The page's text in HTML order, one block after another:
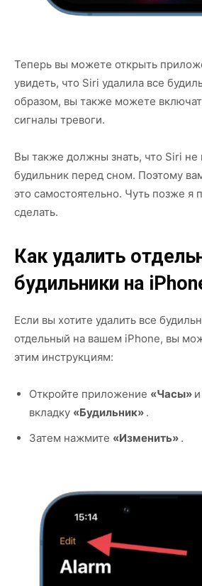
Теперь вы можете открыть
увидеть, что Siri удалила все
образом, вы также можете
сигналы тревоги.
Вы также должны знать, что Siri не
будильник перед сном. Поэтому
это самостоятельно. Чуть позже я
сделать.
Как удалить
будильники на
Если вы хотите удалить все
отдельный на вашем iPhone, вы
этим инструкциям:
Откройте приложение «Часы»
вкладку «Будильник» .
Затем нажмите «Изменить» .